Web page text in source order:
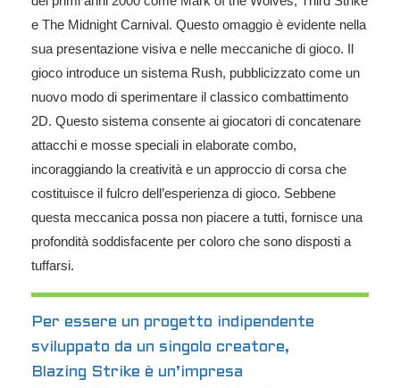
e The Midnight Carnival. Questo omaggio è evidente nella
sua presentazione visiva e nelle meccaniche di gioco. Il
gioco introduce un sistema Rush, pubblicizzato come un
nuovo modo di sperimentare il classico combattimento
2D. Questo sistema consente ai giocatori di concatenare
attacchi e mosse speciali in elaborate combo,
incoraggiando la creatività e un approccio di corsa che
costituisce il fulcro dell’esperienza di gioco. Sebbene
questa meccanica possa non piacere a tutti, fornisce una
profondità soddisfacente per coloro che sono disposti a
tuffarsi.
Per essere un progetto indipendente
sviluppato da un singolo creatore,
Blazing Strike è un’impresa